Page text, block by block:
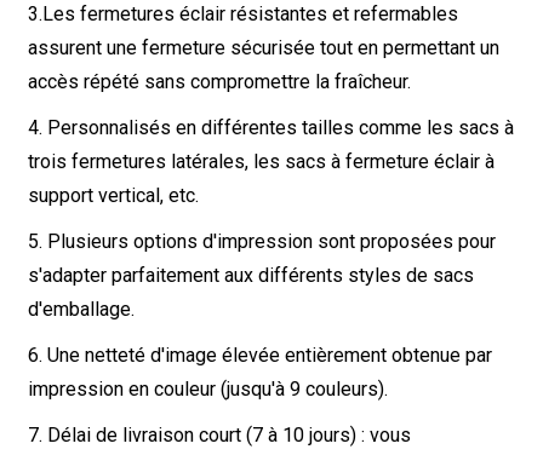
3.Les fermetures éclair résistantes et refermables
assurent une fermeture sécurisée tout en permettant un
accès répété sans compromettre la fraîcheur.
4. Personnalisés en différentes tailles comme les sacs à
trois fermetures latérales, les sacs à fermeture éclair à
support vertical, etc.
5. Plusieurs options d'impression sont proposées pour
s'adapter parfaitement aux différents styles de sacs
d'emballage.
6. Une netteté d'image élevée entièrement obtenue par
impression en couleur (jusqu'à 9 couleurs).
7. Délai de livraison court (7 à 10 jours) : vous